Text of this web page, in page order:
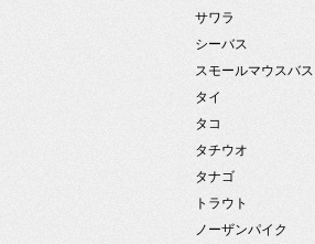
サワラ
シーバス
スモールマウスバス
タイ
タコ
タチウオ
タナゴ
トラウト
ノーザンパイク